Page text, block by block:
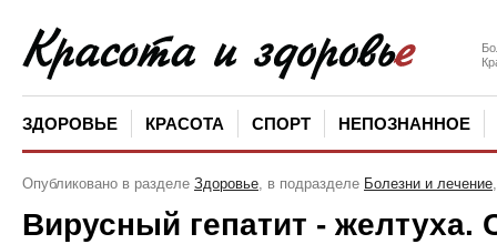
ЗДОРОВЬЕ КРАСОТА СПОРТ НЕПОЗНАННОЕ
Опубликовано в разделе Здоровье, в подразделе Болезни и лечение
Вирусный гепатит -